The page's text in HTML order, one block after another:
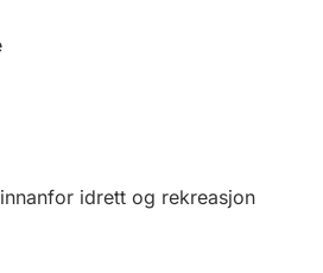
idrett og rekreasjon